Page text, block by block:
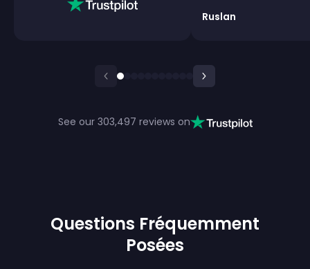
recommande vivement
Ruslan
See our 303,497 reviews on
Questions Fréquemment
Posées